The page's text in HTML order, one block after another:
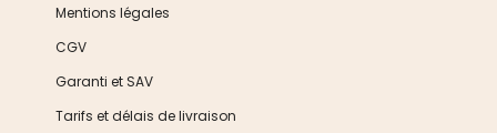
Mentions légales
CGV
Garanti et SAV
Tarifs et délais de livraison